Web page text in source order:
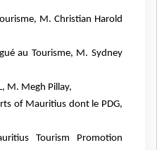
M. Christian Harold
au Tourisme, M. Sydney
M. Megh Pillay,
of Mauritius dont le PDG,
Tourism Promotion